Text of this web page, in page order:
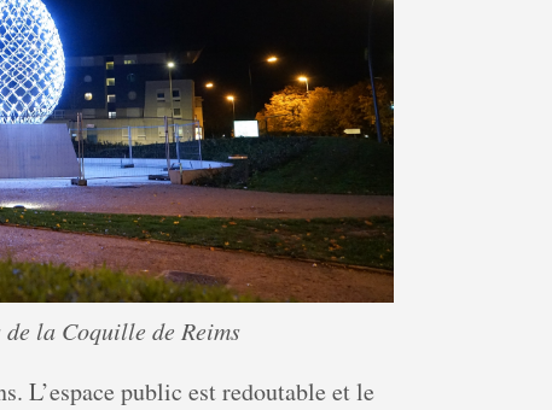
la Coquille de Reims
L’espace public est redoutable et le